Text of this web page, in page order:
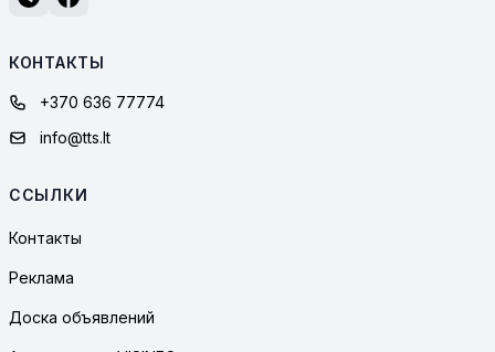
КОНТАКТЫ
+370 636 77774
info@tts.lt
ССЫЛКИ
Контакты
Реклама
Доска объявлений